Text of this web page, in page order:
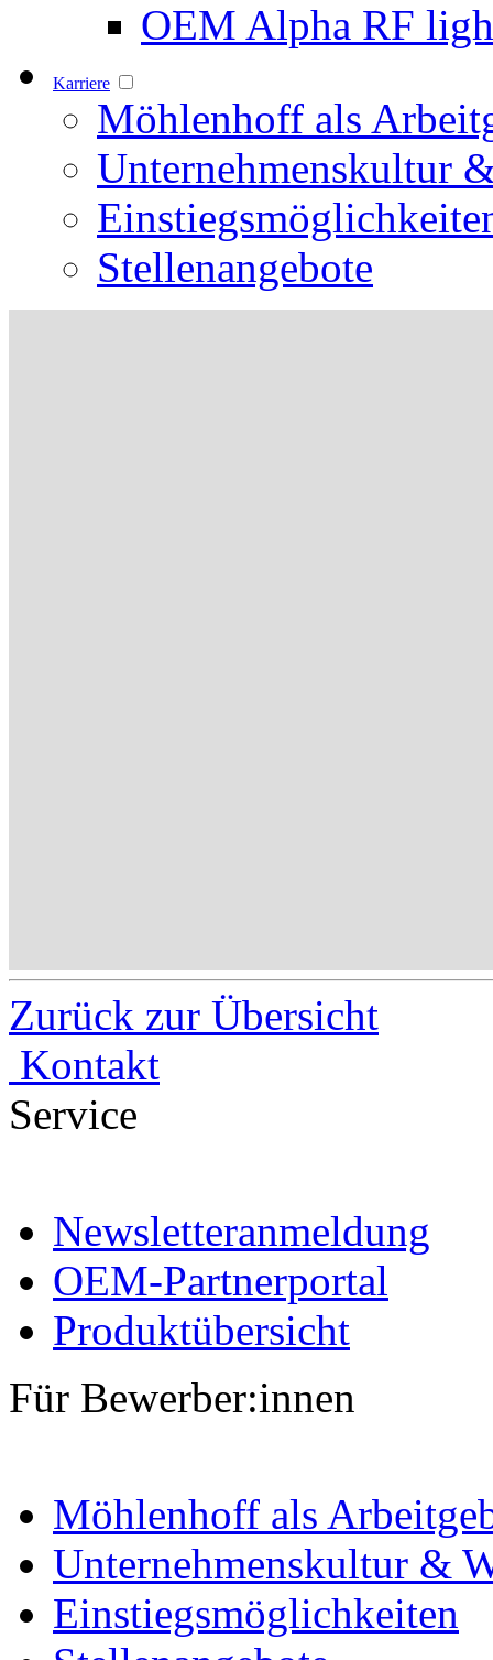
OEM Alpha RF
Karriere
Möhlenhoff als
Unternehmenskultur
Stellenangebote
Zurück zur Übersicht
Kontakt
Service
Newsletteranmeldung
OEM-Partnerportal
Produktübersicht
Für Bewerber:innen
Möhlenhoff als
Unternehmenskultur &
Einstiegsmöglichkeiten